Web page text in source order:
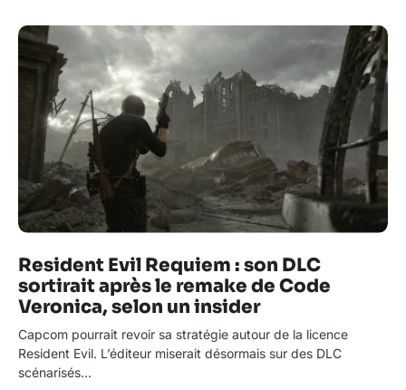
Resident Evil Requiem : son DLC
sortirait après le remake de Code
Veronica, selon un insider
Capcom pourrait revoir sa stratégie autour de la licence
Resident Evil. L’éditeur miserait désormais sur des DLC
scénarisés…